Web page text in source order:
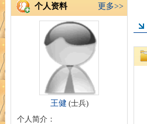
个人资料 更多>>
王健 (士兵)
个人简介：